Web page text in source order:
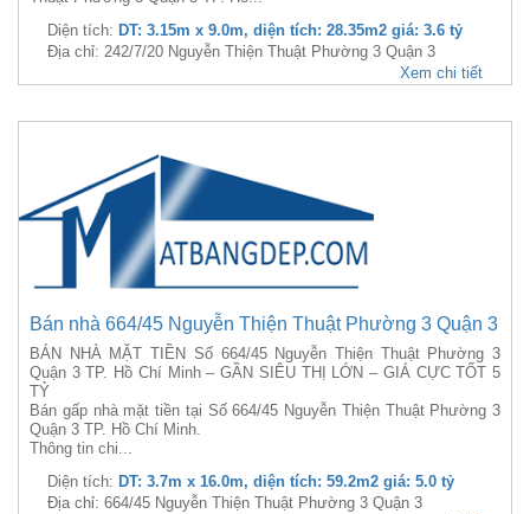
Diện tích: DT: 3.15m x 9.0m, diện tích: 28.35m2 giá: 3.6 tỷ
Địa chỉ: 242/7/20 Nguyễn Thiện Thuật Phường 3 Quận 3
Xem chi tiết
Bán nhà 664/45 Nguyễn Thiện Thuật Phường 3 Quận 3
BÁN NHÀ MẶT TIỀN Số 664/45 Nguyễn Thiện Thuật Phường 3
Quận 3 TP. Hồ Chí Minh – GẦN SIÊU THỊ LỚN – GIÁ CỰC TỐT 5
TỶ
Bán gấp nhà mặt tiền tại Số 664/45 Nguyễn Thiện Thuật Phường 3
Quận 3 TP. Hồ Chí Minh.
Thông tin chi...
Diện tích: DT: 3.7m x 16.0m, diện tích: 59.2m2 giá: 5.0 tỷ
Địa chỉ: 664/45 Nguyễn Thiện Thuật Phường 3 Quận 3